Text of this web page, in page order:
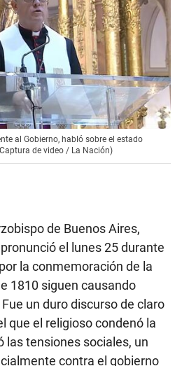
al Gobierno, habló sobre el estado
de video / La Nación)
de Buenos Aires,
pronunció el lunes 25 durante
la conmemoración de la
1810 siguen causando
Fue un duro discurso de claro
que el religioso condenó la
las tensiones sociales, un
contra el gobierno